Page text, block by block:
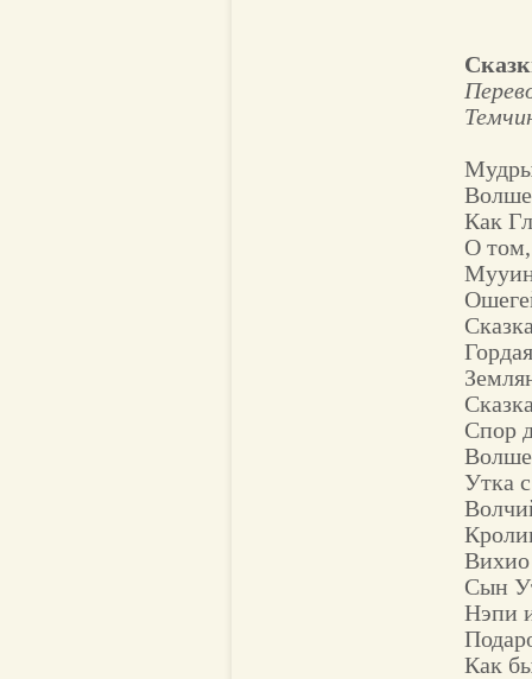
Как
О том,
Спор
Утка
Вихио
Сын
Нэпи
Как